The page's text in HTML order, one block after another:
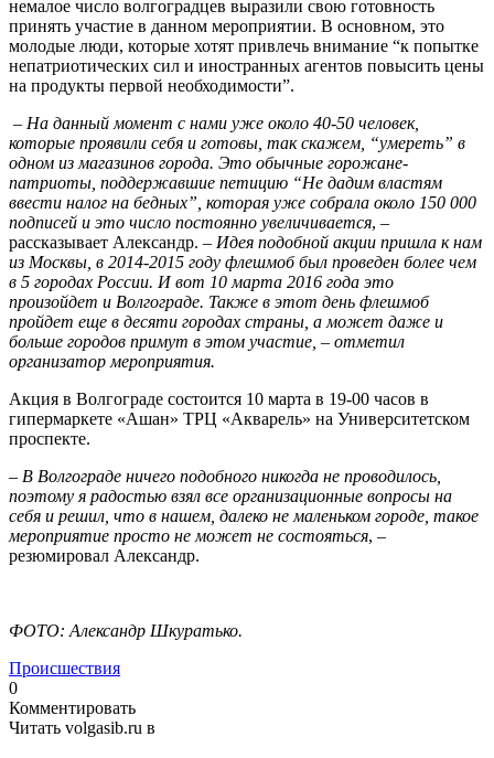
немалое число волгоградцев выразили свою готовность
принять участие в данном мероприятии. В основном, это
молодые люди, которые хотят привлечь внимание “к попытке
непатриотических сил и иностранных агентов повысить цены
на продукты первой необходимости”.
– На данный момент с нами уже около 40-50 человек,
которые проявили себя и готовы, так скажем, “умереть” в
одном из магазинов города. Это обычные горожане-
патриоты, поддержавшие петицию “Не дадим властям
ввести налог на бедных”, которая уже собрала около 150 000
подписей и это число постоянно увеличивается, –
рассказывает Александр. – Идея подобной акции пришла к нам
из Москвы, в 2014-2015 году флешмоб был проведен более чем
в 5 городах России. И вот 10 марта 2016 года это
произойдет и Волгограде. Также в этот день флешмоб
пройдет еще в десяти городах страны, а может даже и
больше городов примут в этом участие, – отметил
организатор мероприятия.
Акция в Волгограде состоится 10 марта в 19-00 часов в
гипермаркете «Ашан» ТРЦ «Акварель» на Университетском
проспекте.
– В Волгограде ничего подобного никогда не проводилось,
поэтому я радостью взял все организационные вопросы на
себя и решил, что в нашем, далеко не маленьком городе, такое
мероприятие просто не может не состояться, –
резюмировал Александр.
ФОТО: Александр Шкуратько.
Происшествия
0
Комментировать
Читать volgasib.ru в